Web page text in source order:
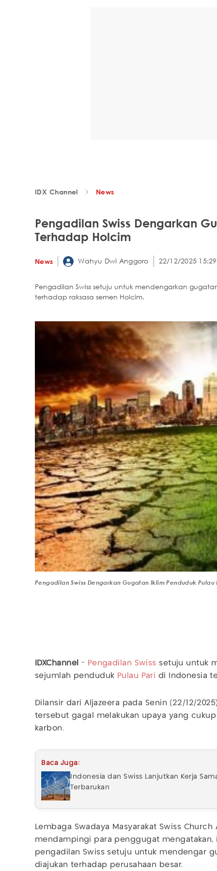
IDX Channel News
Pengadilan Swiss Dengarkan
Terhadap Holcim
News Wahyu Dwi Anggoro 22/12/2025 15:29
Pengadilan Swiss setuju untuk mendengarkan
terhadap raksasa semen Holcim.
Pengadilan Swiss Dengarkan Gugatan Iklim Penduduk
IDXChannel - Pengadilan Swiss setuju untuk
sejumlah penduduk Pulau Pari di Indonesia
Dilansir dari Aljazeera pada Senin (22/12/
tersebut gagal melakukan upaya yang
karbon.
Baca Juga:
Indonesia dan Swiss Lanjutkan Kerja
Terbarukan
Lembaga Swadaya Masyarakat Swiss Church
mendampingi para penggugat mengatakan,
pengadilan Swiss setuju untuk mendengar
diajukan terhadap perusahaan besar.